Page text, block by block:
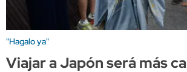
"Hagalo ya"
Viajar a Japón será más